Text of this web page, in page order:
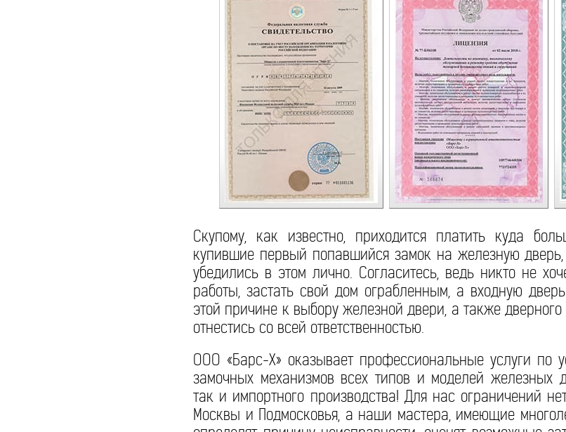
Скупому, как известно, приходится платить куда
купившие первый попавшийся замок на железную
убедились в этом лично. Согласитесь, ведь никто не
работы, застать свой дом ограбленным, а входную
этой причине к выбору железной двери, а также дверного
отнестись со всей ответственностью.
ООО «Барс-Х» оказывает профессиональные услуги по
замочных механизмов всех типов и моделей железных
так и импортного производства! Для нас ограничений
Москвы и Подмосковья, а наши мастера, имеющие